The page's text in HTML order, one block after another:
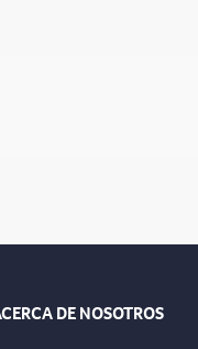
DE NOSOTROS